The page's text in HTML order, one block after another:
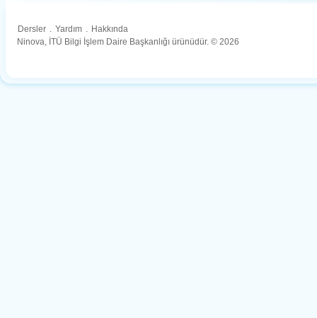
Dersler . Yardım . Hakkında
Ninova, İTÜ Bilgi İşlem Daire Başkanlığı ürünüdür. © 2026